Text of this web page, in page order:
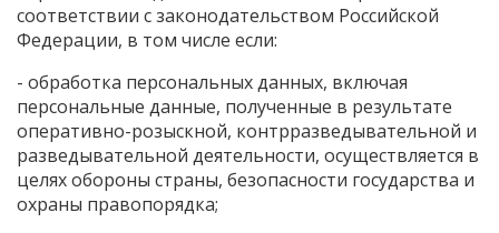
соответствии с законодательством Российской
Федерации, в том числе если:
- обработка персональных данных, включая
персональные данные, полученные в результате
оперативно-розыскной, контрразведывательной и
разведывательной деятельности, осуществляется в
целях обороны страны, безопасности государства и
охраны правопорядка;